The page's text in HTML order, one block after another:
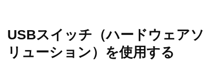
USBスイッチ（ハードウェアソ
リューション）を使用する